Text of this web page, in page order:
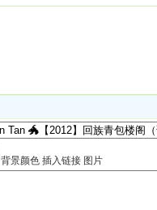
背景颜色 插入链接 图片